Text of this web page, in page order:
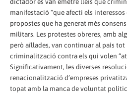
manifestació “que afecti els interessos
propostes que ha generat més
militars. Les protestes obreres, amb
però aïllades, van continuar al país tot
criminalització contra els qui volen
Significativament, les diverses
renacionalització d’empreses
topat amb la manca de voluntat